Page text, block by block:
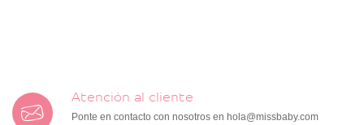
Atención al cliente
Ponte en contacto con nosotros en hola@missbaby.com